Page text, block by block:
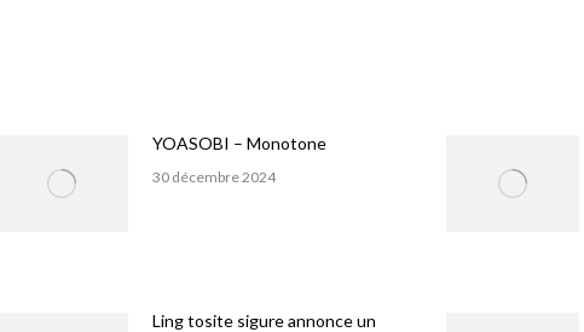
YOASOBI – Monotone
30 décembre 2024
Ling tosite sigure annonce un